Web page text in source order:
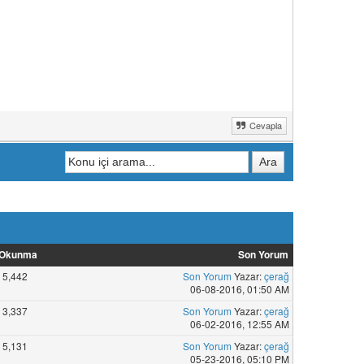
Cevapla
Son Yorum
5,442 Son Yorum Yazar:çerağ
06-08-2016, 01:50 AM
3,337 Son Yorum Yazar:çerağ
06-02-2016, 12:55 AM
5,131 Son Yorum Yazar:çerağ
05-23-2016, 05:10 PM